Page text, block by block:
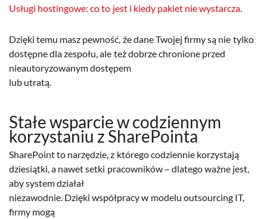
Usługi hostingowe: co to jest i kiedy pakiet nie wystarcza
Dzięki temu masz pewność, że dane Twojej firmy są nie tylko
dostępne dla zespołu, ale też dobrze chronione przed
nieautoryzowanym dostępem
lub utratą.
Stałe wsparcie w codziennym
korzystaniu z SharePointa
SharePoint to narzędzie, z którego codziennie korzystają
dziesiątki, a nawet setki pracowników – dlatego ważne jest,
aby system działał
niezawodnie. Dzięki współpracy w modelu outsourcing IT,
firmy mogą